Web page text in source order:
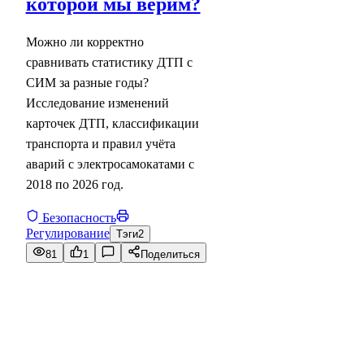
которой мы верим?
Можно ли корректно
сравнивать статистику ДТП с
СИМ за разные годы?
Исследование изменений
карточек ДТП, классификации
транспорта и правил учёта
аварий с электросамокатами с
2018 по 2026 год.
Безопасность
Регулирование Тэги2
81
1 Поделиться